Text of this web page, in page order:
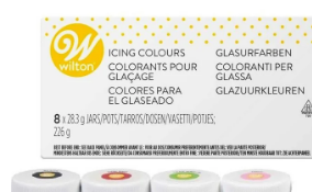
PRO OSLAVY
DO KUCHYNĚ
POCHUTINY